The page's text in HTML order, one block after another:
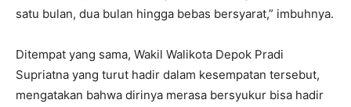
satu bulan, dua bulan hingga bebas bersyarat,” imbuhnya.
Ditempat yang sama, Wakil Walikota Depok Pradi
Supriatna yang turut hadir dalam kesempatan tersebut,
mengatakan bahwa dirinya merasa bersyukur bisa hadir